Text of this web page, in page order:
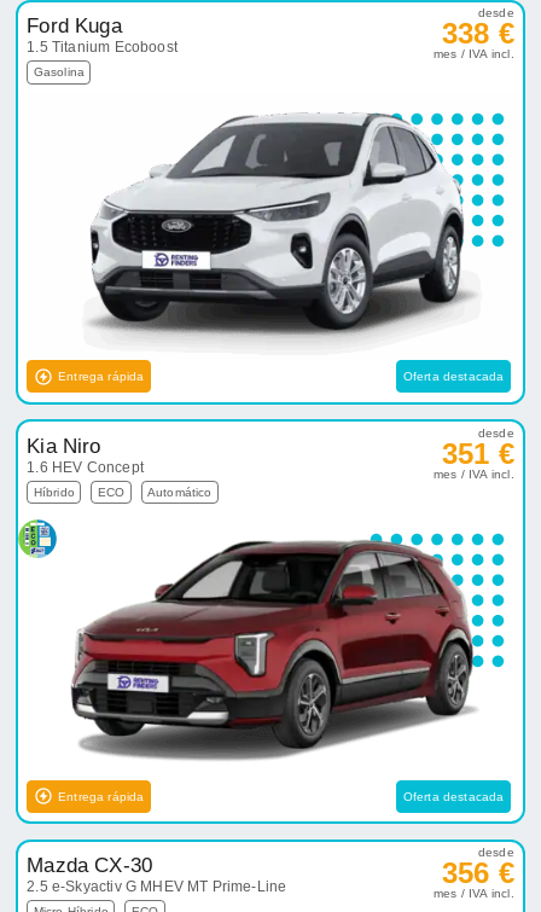
Ford Kuga
1.5 Titanium Ecoboost
Gasolina
desde
338 €
mes / IVA incl.
Entrega rápida Oferta destacada
Kia Niro
1.6 HEV Concept
Híbrido ECO Automático
desde
351 €
mes / IVA incl.
Entrega rápida Oferta destacada
Mazda CX-30
2.5 e-Skyactiv G MHEV MT Prime-Line
desde
356 €
mes / IVA incl.